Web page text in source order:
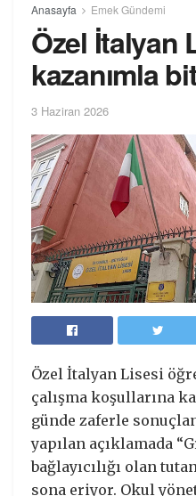
Anasayfa Emek Gündemi
Özel İtalyan
kazanımla
3 Haziran 2026
Özel İtalyan Lisesi
çalışma koşullarına
günde zaferle
yapılan açıklamada
bağlayıcılığı olan
sona eriyor. Okul